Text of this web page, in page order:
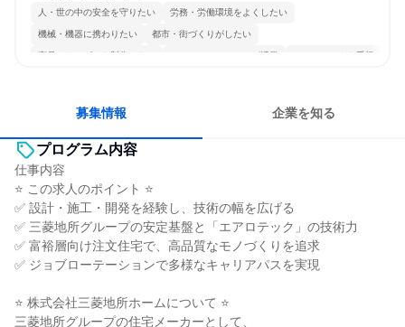
人・世の中の安全を守りたい 労務・労働環境をよくしたい
機械・機器に携わりたい 都市・街づくりがしたい
商品・サービスを製作したい コミュニケーションが活発 チームワークを重視
募集情報 企業を知る
プログラム内容
仕事内容
⭐ この求人のポイント ⭐
✅ 設計・施工・開発を経験し、技術の幅を広げる
✅ 三菱地所グループの安定基盤と「エアロテック」の技術力
✅ 富裕層向け注文住宅で、高品質なモノづくりを追求
✅ ジョブローテーションで多様なキャリアパスを実現
⭐ 株式会社三菱地所ホームについて ⭐
三菱地所グループの住宅メーカーとして、